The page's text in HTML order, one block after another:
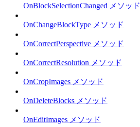
OnBlockSelectionChanged メソッド
OnChangeBlockType メソッド
OnCorrectPerspective メソッド
OnCorrectResolution メソッド
OnCropImages メソッド
OnDeleteBlocks メソッド
OnEditImages メソッド